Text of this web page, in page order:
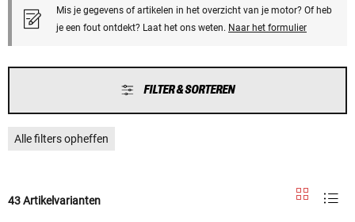
Mis je gegevens of artikelen in het overzicht van je motor? Of heb
je een fout ontdekt? Laat het ons weten. Naar het formulier
FILTER & SORTEREN
Alle filters opheffen
43 Artikelvarianten